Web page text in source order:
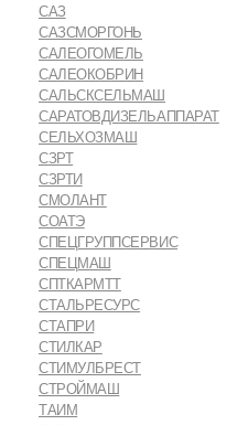
САЗ
САЗСМОРГОНЬ
САЛЕОГОМЕЛЬ
САЛЕОКОБРИН
САЛЬСКСЕЛЬМАШ
САРАТОВДИЗЕЛЬАППАРАТ
СЕЛЬХОЗМАШ
СЗРТ
СЗРТИ
СМОЛАНТ
СОАТЭ
СПЕЦГРУППСЕРВИС
СПЕЦМАШ
СПТКАРМТТ
СТАЛЬРЕСУРС
СТАПРИ
СТИЛКАР
СТИМУЛБРЕСТ
СТРОЙМАШ
ТАИМ